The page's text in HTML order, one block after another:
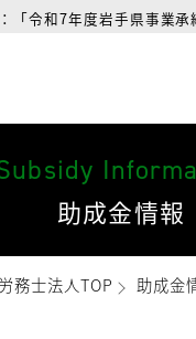
「令和7年度岩手県事業
助成金情報
務士法人TOP 助成金